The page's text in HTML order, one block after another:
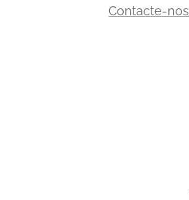
Contacte-nos